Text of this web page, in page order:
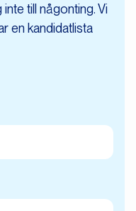
till någonting. Vi
en kandidatlista